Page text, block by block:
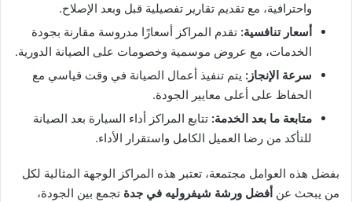
واحترافية، مع تقديم تقارير تفصيلية قبل وبعد الإصلاح.
أسعار تنافسية: تقدم المراكز أسعارًا مدروسة مقارنة بجودة
الخدمات، مع عروض موسمية وخصومات على الصيانة الدورية.
سرعة الإنجاز: يتم تنفيذ أعمال الصيانة في وقت قياسي مع
الحفاظ على أعلى معايير الجودة.
متابعة ما بعد الخدمة: تتابع المراكز أداء السيارة بعد الصيانة
للتأكد من رضا العميل الكامل واستقرار الأداء.
بفضل هذه العوامل مجتمعة، تعتبر هذه المراكز الوجهة المثالية لكل
من يبحث عن أفضل ورشة شيفروليه في جدة تجمع بين الجودة،